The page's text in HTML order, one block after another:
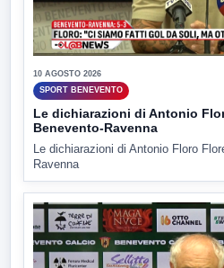
10 AGOSTO 2026
SPORT BENEVENTO
Le dichiarazioni di Antonio
Benevento-Ravenna
Le dichiarazioni di Antonio Floro
Ravenna